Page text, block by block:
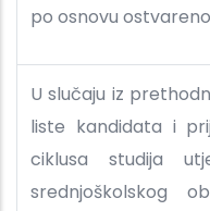
po osnovu
U slučaju iz
liste kandidata i
ciklusa studija
srednjoškolskog